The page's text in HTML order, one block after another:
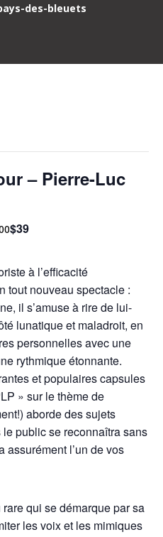
– Pierre-Luc
$39
à l’efficacité
tout nouveau spectacle :
il s’amuse à rire de lui-
lunatique et maladroit, en
personnelles avec une
rythmique étonnante.
et populaires capsules
» sur le thème de
aborde des sujets
public se reconnaîtra sans
assurément l’un de vos
qui se démarque par sa
les voix et les mimiques